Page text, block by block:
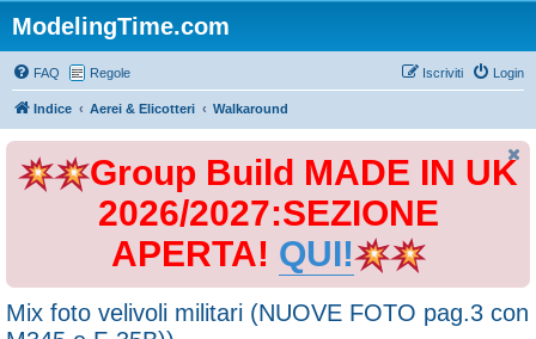
ModelingTime.com
FAQ Regole Login
Iscriviti
Indice Aerei & Elicotteri Walkaround
Group Build MADE IN UK
2026/2027:SEZIONE
APERTA! QUI!
Mix foto velivoli militari (NUOVE FOTO pag.3 con